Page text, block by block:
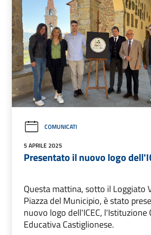
COMUNICATI
5 APRILE 2025
Presentato il nuovo logo
Questa mattina, sotto il Loggiato
Piazza del Municipio, è stato
nuovo logo dell'ICEC, l'Istituzione
Educativa Castiglionese.